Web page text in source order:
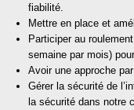
fiabilité.
Mettre en place et
Participer au
semaine par mois)
Avoir une approche
Gérer la sécurité de
la sécurité dans notre